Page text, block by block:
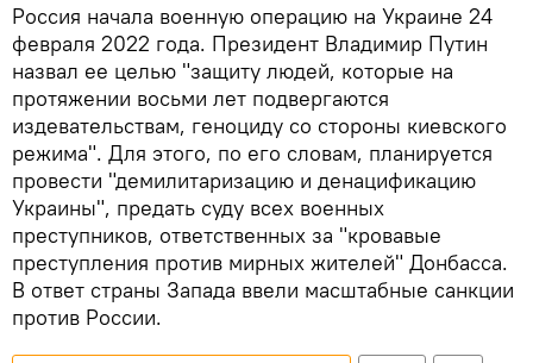
Россия начала военную операцию на Украине 24
февраля 2022 года. Президент Владимир Путин
назвал ее целью "защиту людей, которые на
протяжении восьми лет подвергаются
издевательствам, геноциду со стороны киевского
режима". Для этого, по его словам, планируется
провести "демилитаризацию и денацификацию
Украины", предать суду всех военных
преступников, ответственных за "кровавые
преступления против мирных жителей" Донбасса.
В ответ страны Запада ввели масштабные санкции
против России.